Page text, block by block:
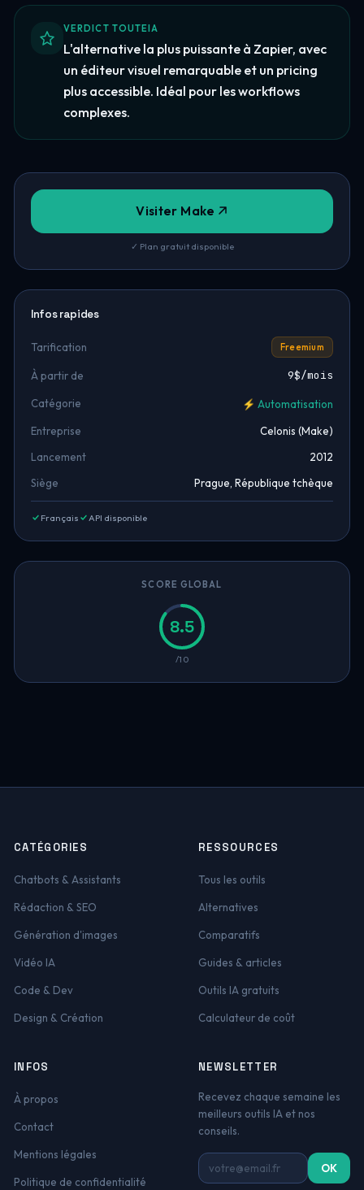
VERDICT TOUTEIA
L'alternative la plus puissante à Zapier, avec
un éditeur visuel remarquable et un pricing
plus accessible. Idéal pour les workflows
complexes.
Visiter Make
✓ Plan gratuit disponible
Infos rapides
Tarification Freemium
À partir de 9$/mois
Catégorie ⚡ Automatisation
Entreprise
Celonis (Make)
Lancement
2012
Siège
Prague, République tchèque
Français API disponible
SCORE GLOBAL
8.5
/10
CATÉGORIES
Chatbots & Assistants
Rédaction & SEO
Génération d'images
Vidéo IA
Code & Dev
Design & Création
RESSOURCES
Tous les outils
Alternatives
Comparatifs
Guides & articles
Outils IA gratuits
Calculateur de coût
INFOS
À propos
Contact
Mentions légales
Politique de confidentialité
NEWSLETTER
Recevez chaque semaine les
meilleurs outils IA et nos
conseils.
Adresse email OK